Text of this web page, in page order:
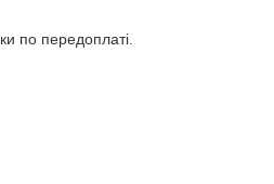
по передоплаті.